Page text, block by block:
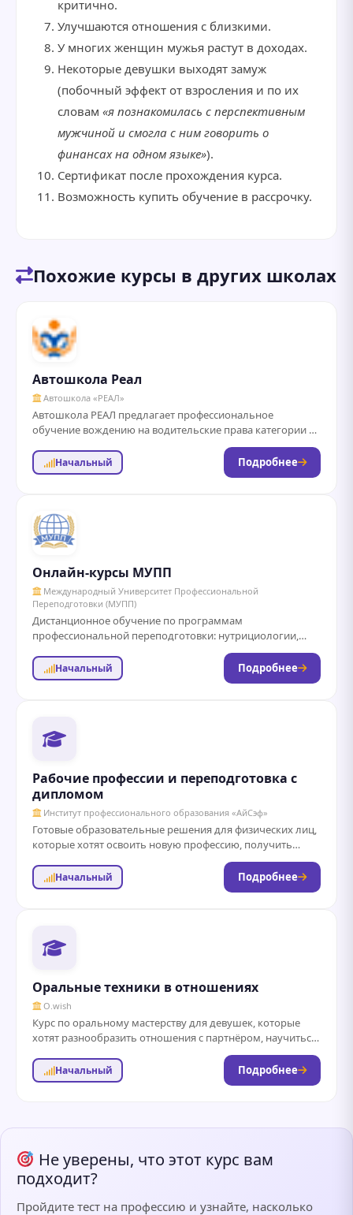
критично.
Улучшаются отношения с близкими.
У многих женщин мужья растут в доходах.
Некоторые девушки выходят замуж
(побочный эффект от взросления и по их
словам «я познакомилась с перспективным
мужчиной и смогла с ним говорить о
финансах на одном языке»).
Сертификат после прохождения курса.
Возможность купить обучение в рассрочку.
Похожие курсы в других школах
Автошкола Реал
Автошкола «РЕАЛ»
Автошкола РЕАЛ предлагает профессиональное
обучение вождению на водительские права категории А,
В, М по доступным ценам. Опытные инструкторы,
современные автодромы и...
Начальный Подробнее
Онлайн-курсы МУПП
Международный Университет Профессиональной
Переподготовки (МУПП)
Дистанционное обучение по программам
профессиональной переподготовки: нутрициологии,
косметологии, менеджменту, психологии, и другим
направлениям с выдачей диплома установленного
образца за 3...
Начальный Подробнее
Рабочие профессии и переподготовка с
дипломом
Институт профессионального образования «АйСэф»
Готовые образовательные решения для физических лиц,
которые хотят освоить новую профессию, получить
документ для трудоустройства, повысить квалификацию
для продвижения по...
Начальный Подробнее
Оральные техники в отношениях
O.wish
Курс по оральному мастерству для девушек, которые
хотят разнообразить отношения с партнёром, научиться
новым техникам минета и оральных ласк.
Преимущества...
Начальный Подробнее
Не уверены, что этот курс вам
подходит?
Пройдите тест на профессию и узнайте, насколько